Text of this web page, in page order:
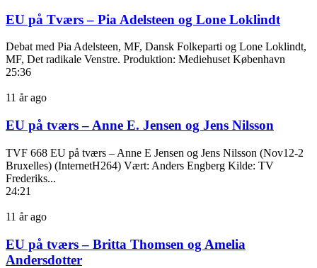
EU på Tværs – Pia Adelsteen og Lone Loklindt
Debat med Pia Adelsteen, MF, Dansk Folkeparti og Lone Loklindt,
MF, Det radikale Venstre. Produktion: Mediehuset København
25:36
11 år ago
EU på tværs – Anne E. Jensen og Jens Nilsson
TVF 668 EU på tværs – Anne E Jensen og Jens Nilsson (Nov12-2
Bruxelles) (InternetH264) Vært: Anders Engberg Kilde: TV
Frederiks...
24:21
11 år ago
EU på tværs – Britta Thomsen og Amelia
Andersdotter